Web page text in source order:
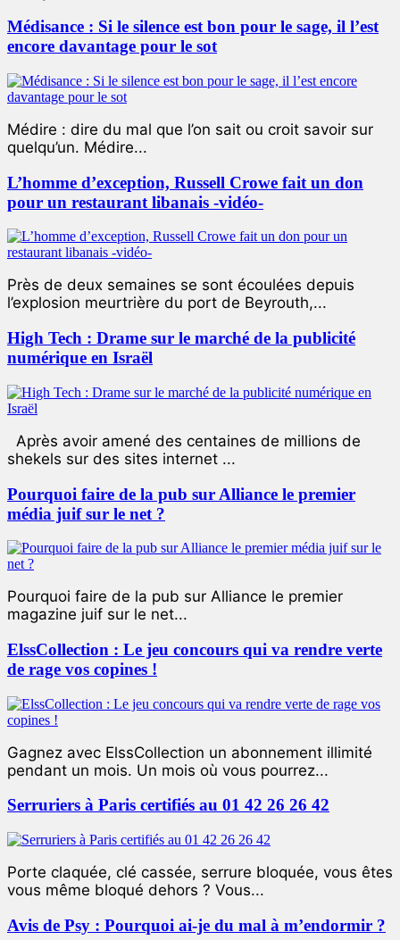
Médisance : Si le silence est bon pour le sage, il l’est
encore davantage pour le sot
Médire : dire du mal que l’on sait ou croit savoir sur
quelqu’un. Médire...
L’homme d’exception, Russell Crowe fait un don
pour un restaurant libanais -vidéo-
Près de deux semaines se sont écoulées depuis
l’explosion meurtrière du port de Beyrouth,...
High Tech : Drame sur le marché de la publicité
numérique en Israël
Après avoir amené des centaines de millions de
shekels sur des sites internet ...
Pourquoi faire de la pub sur Alliance le premier
média juif sur le net ?
Pourquoi faire de la pub sur Alliance le premier
magazine juif sur le net...
ElssCollection : Le jeu concours qui va rendre verte
de rage vos copines !
Gagnez avec ElssCollection un abonnement illimité
pendant un mois. Un mois où vous pourrez...
Serruriers à Paris certifiés au 01 42 26 26 42
Porte claquée, clé cassée, serrure bloquée, vous êtes
vous même bloqué dehors ? Vous...
Avis de Psy : Pourquoi ai-je du mal à m’endormir ?